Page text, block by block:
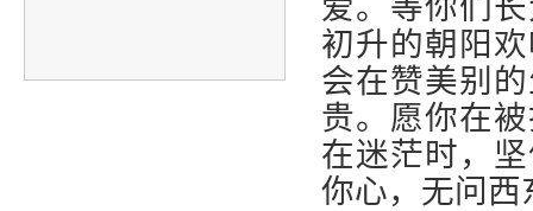
爱。等你们
初升的朝阳
会在赞美别
贵。愿你在
在迷茫时，
你心，无问西